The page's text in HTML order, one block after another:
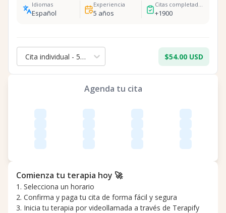
Idiomas
Español
Experiencia
5 años
Citas completadas
+1900
Cita individual - 50 min. $54.00 USD
Agenda tu cita
Comienza tu terapia hoy 🚀
1. Selecciona un horario
2. Confirma y paga tu cita de forma fácil y segura
3. Inicia tu terapia por videollamada a través de Terapify